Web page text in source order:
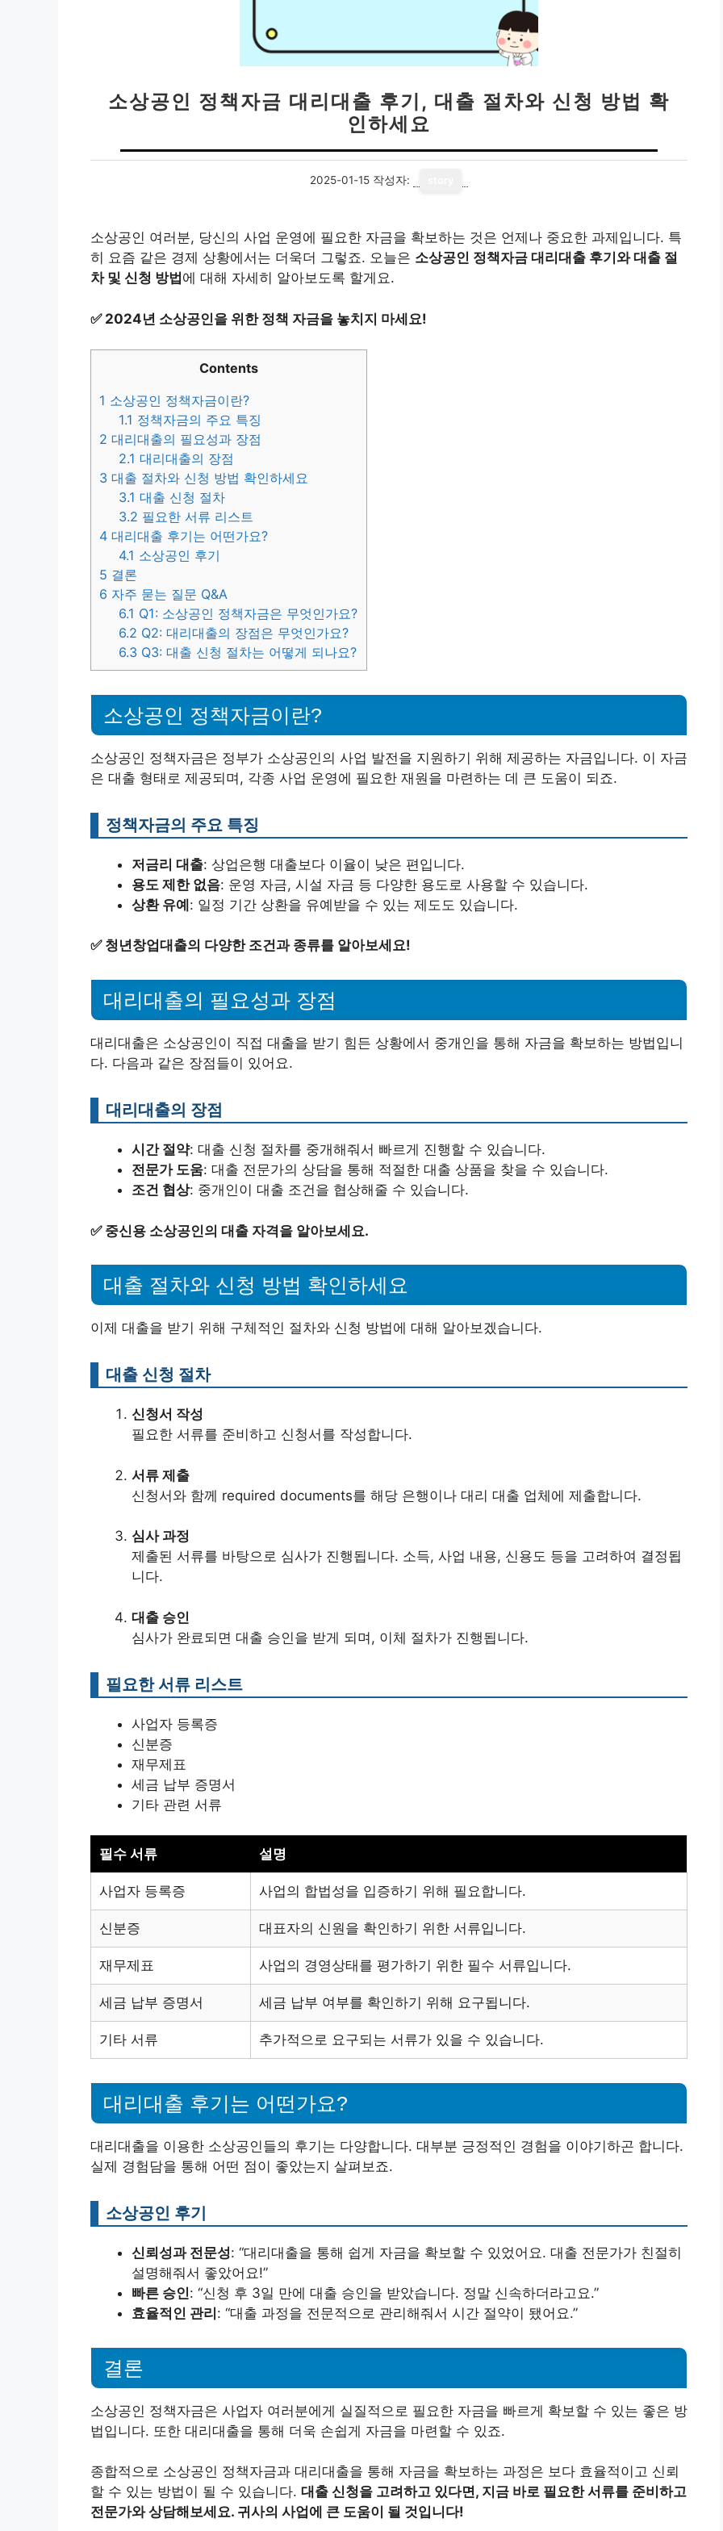
소상공인 정책자금 대리대출 후기, 대출 절차와 신청 방법 확
인하세요
2025-01-15 작성자:
소상공인 여러분, 당신의 사업 운영에 필요한 자금을 확보하는 것은 언제나 중요한 과제입니다. 특
히 요즘 같은 경제 상황에서는 더욱더 그렇죠. 오늘은 소상공인 정책자금 대리대출 후기와 대출 절
차 및 신청 방법 에 대해 자세히 알아보도록 할게요.
✅ 2024년 소상공인을 위한 정책 자금을 놓치지 마세요!
Contents
1 소상공인 정책자금이란?
1.1 정책자금의 주요 특징
2 대리대출의 필요성과 장점
2.1 대리대출의 장점
3 대출 절차와 신청 방법 확인하세요
3.1 대출 신청 절차
3.2 필요한 서류 리스트
4 대리대출 후기는 어떤가요?
4.1 소상공인 후기
5 결론
6 자주 묻는 질문 Q&A
6.1 Q1: 소상공인 정책자금은 무엇인가요?
6.2 Q2: 대리대출의 장점은 무엇인가요?
6.3 Q3: 대출 신청 절차는 어떻게 되나요?
소상공인 정책자금이란?
소상공인 정책자금은 정부가 소상공인의 사업 발전을 지원하기 위해 제공하는 자금입니다. 이 자금
은 대출 형태로 제공되며, 각종 사업 운영에 필요한 재원을 마련하는 데 큰 도움이 되죠.
정책자금의 주요 특징
저금리 대출: 상업은행 대출보다 이율이 낮은 편입니다.
용도 제한 없음: 운영 자금, 시설 자금 등 다양한 용도로 사용할 수 있습니다.
상환 유예: 일정 기간 상환을 유예받을 수 있는 제도도 있습니다.
✅ 청년창업대출의 다양한 조건과 종류를 알아보세요!
대리대출의 필요성과 장점
대리대출은 소상공인이 직접 대출을 받기 힘든 상황에서 중개인을 통해 자금을 확보하는 방법입니
다. 다음과 같은 장점들이 있어요.
대리대출의 장점
시간 절약: 대출 신청 절차를 중개해줘서 빠르게 진행할 수 있습니다.
전문가 도움: 대출 전문가의 상담을 통해 적절한 대출 상품을 찾을 수 있습니다.
조건 협상: 중개인이 대출 조건을 협상해줄 수 있습니다.
✅ 중신용 소상공인의 대출 자격을 알아보세요.
대출 절차와 신청 방법 확인하세요
이제 대출을 받기 위해 구체적인 절차와 신청 방법에 대해 알아보겠습니다.
대출 신청 절차
신청서 작성
필요한 서류를 준비하고 신청서를 작성합니다.
서류 제출
신청서와 함께 required documents를 해당 은행이나 대리 대출 업체에 제출합니다.
심사 과정
제출된 서류를 바탕으로 심사가 진행됩니다. 소득, 사업 내용, 신용도 등을 고려하여 결정됩
니다.
대출 승인
심사가 완료되면 대출 승인을 받게 되며, 이체 절차가 진행됩니다.
필요한 서류 리스트
사업자 등록증
신분증
재무제표
세금 납부 증명서
기타 관련 서류
필수 서류 설명
사업자 등록증 사업의 합법성을 입증하기 위해 필요합니다.
신분증 대표자의 신원을 확인하기 위한 서류입니다.
재무제표 사업의 경영상태를 평가하기 위한 필수 서류입니다.
세금 납부 증명서 세금 납부 여부를 확인하기 위해 요구됩니다.
기타 서류 추가적으로 요구되는 서류가 있을 수 있습니다.
대리대출 후기는 어떤가요?
대리대출을 이용한 소상공인들의 후기는 다양합니다. 대부분 긍정적인 경험을 이야기하곤 합니다.
실제 경험담을 통해 어떤 점이 좋았는지 살펴보죠.
소상공인 후기
신뢰성과 전문성: “대리대출을 통해 쉽게 자금을 확보할 수 있었어요. 대출 전문가가 친절히
설명해줘서 좋았어요!”
빠른 승인: “신청 후 3일 만에 대출 승인을 받았습니다. 정말 신속하더라고요.”
효율적인 관리 : “대출 과정을 전문적으로 관리해줘서 시간 절약이 됐어요.”
결론
소상공인 정책자금은 사업자 여러분에게 실질적으로 필요한 자금을 빠르게 확보할 수 있는 좋은 방
법입니다. 또한 대리대출을 통해 더욱 손쉽게 자금을 마련할 수 있죠.
종합적으로 소상공인 정책자금과 대리대출을 통해 자금을 확보하는 과정은 보다 효율적이고 신뢰
할 수 있는 방법이 될 수 있습니다. 대출 신청을 고려하고 있다면, 지금 바로 필요한 서류를 준비하고
전문가와 상담해보세요. 귀사의 사업에 큰 도움이 될 것입니다!